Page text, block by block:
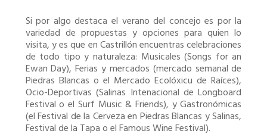
Si por algo destaca el verano del concejo es por la
variedad de propuestas y opciones para quien lo
visita, y es que en Castrillón encuentras celebraciones
de todo tipo y naturaleza: Musicales (Songs for an
Ewan Day), Ferias y mercados (mercado semanal de
Piedras Blancas o el Mercado Ecolóxicu de Raíces),
Ocio-Deportivas (Salinas Intenacional de Longboard
Festival o el Surf Music & Friends), y Gastronómicas
(el Festival de la Cerveza en Piedras Blancas y Salinas,
Festival de la Tapa o el Famous Wine Festival).